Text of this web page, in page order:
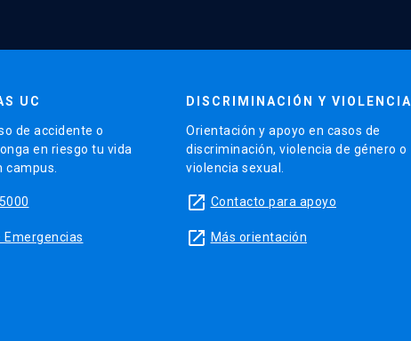
UC
de accidente o
en riesgo tu vida
campus.
Emergencias
DISCRIMINACIÓN Y VIOLENCIA
Orientación y apoyo en casos de
discriminación, violencia de género o
violencia sexual.
launch Contacto para apoyo
launch Más orientación